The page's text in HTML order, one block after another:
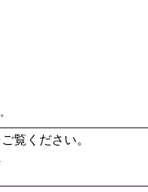
覧ください。